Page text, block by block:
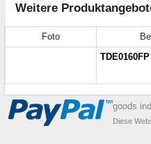
Weitere
Foto
TDE0160FP
goods
Diese